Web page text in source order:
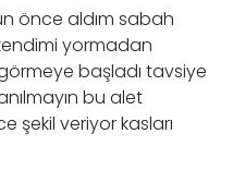
önce aldım sabah
yormadan
başladı tavsiye
bu alet
şekil veriyor kasları